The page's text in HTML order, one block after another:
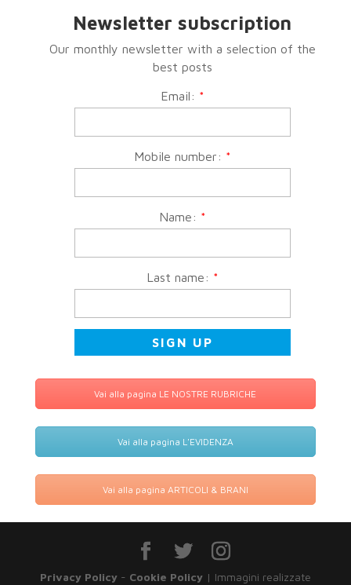
Newsletter subscription
Our monthly newsletter with a selection of the
best posts
Email: *
Mobile number: *
Name: *
Last name: *
Vai alla pagina LE NOSTRE RUBRICHE
Vai alla pagina L'EVIDENZA
Vai alla pagina ARTICOLI & BRANI
Privacy Policy- Cookie Policy| Immagini realizzate